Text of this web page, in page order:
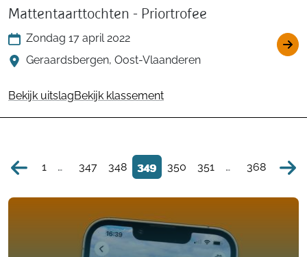
Mattentaarttochten - Priortrofee
Zondag 17 april 2022
Geraardsbergen, Oost-Vlaanderen
Bekijk uitslagBekijk klassement
1 … 347 348 349 350 351 … 368